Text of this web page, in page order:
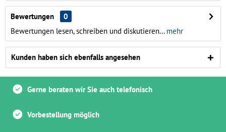
Bewertungen
0
Bewertungen lesen, schreiben und diskutieren...mehr
Kunden haben sich ebenfalls angesehen
Gerne beraten wir Sie auch telefonisch
Vorbestellung möglich